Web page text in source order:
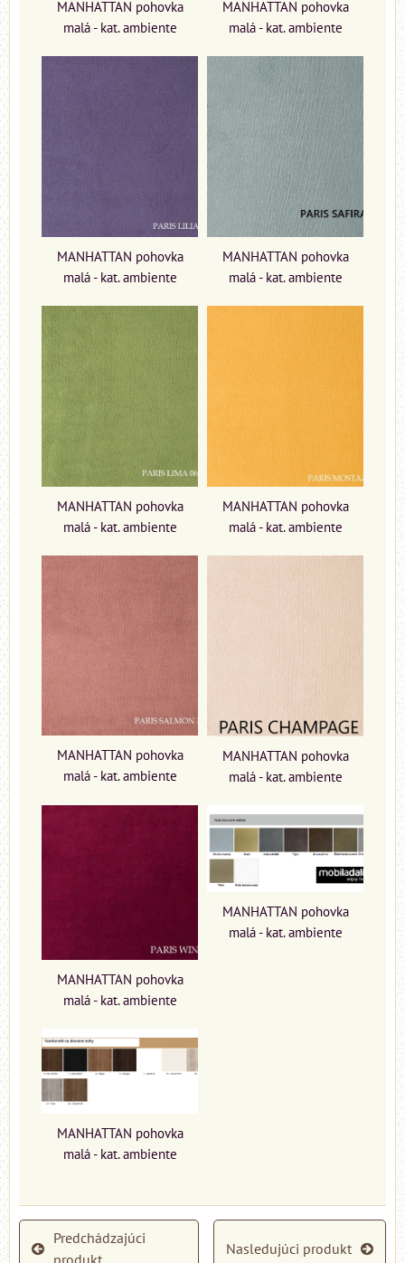
MANHATTAN pohovka
malá - kat. ambiente
MANHATTAN pohovka
malá - kat. ambiente
MANHATTAN pohovka
malá - kat. ambiente
MANHATTAN pohovka
malá - kat. ambiente
MANHATTAN pohovka
malá - kat. ambiente
MANHATTAN pohovka
malá - kat. ambiente
MANHATTAN pohovka
malá - kat. ambiente
MANHATTAN pohovka
malá - kat. ambiente
MANHATTAN pohovka
malá - kat. ambiente
MANHATTAN pohovka
malá - kat. ambiente
MANHATTAN pohovka
malá - kat. ambiente
Predchádzajúci
Nasledujúci produkt